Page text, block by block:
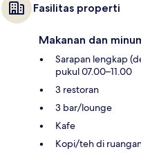
Fasilitas properti
Makanan dan
Sarapan lengkap
pukul 07.00–11.00
3 restoran
3 bar/lounge
Kafe
Kopi/teh di